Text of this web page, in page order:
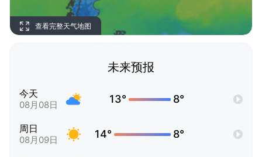
查看完整天气地图
未来预报
今天
08月08日 13° 8°
周日
08月09日 14° 8°